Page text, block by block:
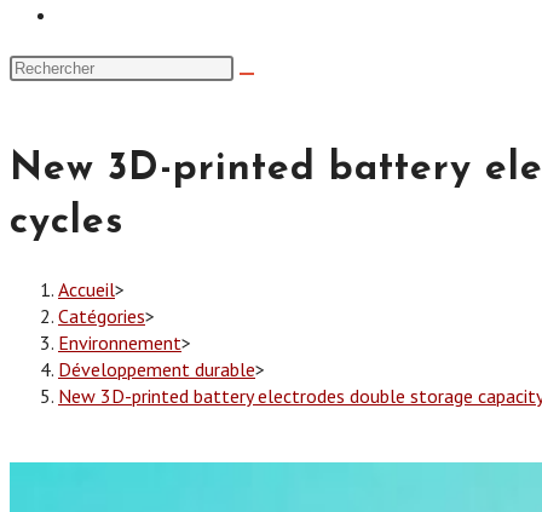
New 3D-printed battery
cycles
Accueil>
Catégories>
Environnement>
Développement durable>
New 3D-printed battery electrodes double storage